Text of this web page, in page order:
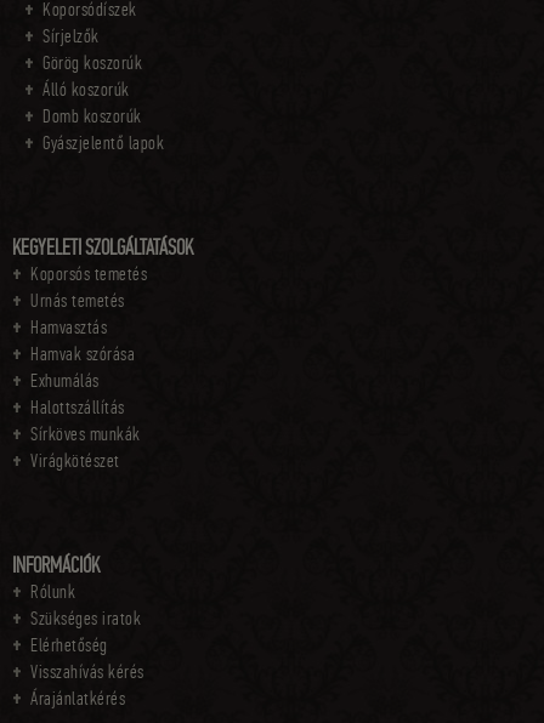
Koporsódíszek
Sírjelzők
Görög koszorúk
Álló koszorúk
Domb koszorúk
Gyászjelentő lapok
KEGYELETI SZOLGÁLTATÁSOK
Koporsós temetés
Urnás temetés
Hamvasztás
Hamvak szórása
Exhumálás
Halottszállítás
Sírköves munkák
Virágkötészet
INFORMÁCIÓK
Rólunk
Szükséges iratok
Elérhetőség
Visszahívás kérés
Árajánlatkérés